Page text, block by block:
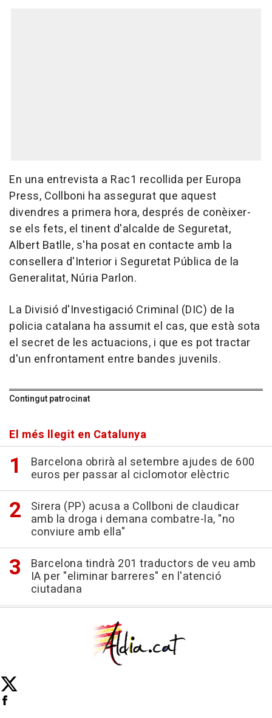
En una entrevista a Rac1 recollida per Europa
Press, Collboni ha assegurat que aquest
divendres a primera hora, després de conèixer-
se els fets, el tinent d'alcalde de Seguretat,
Albert Batlle, s'ha posat en contacte amb la
consellera d'Interior i Seguretat Pública de la
Generalitat, Núria Parlon.
La Divisió d'Investigació Criminal (DIC) de la
policia catalana ha assumit el cas, que està sota
el secret de les actuacions, i que es pot tractar
d'un enfrontament entre bandes juvenils.
Contingut patrocinat
El més llegit en Catalunya
Barcelona obrirà al setembre ajudes de 600
euros per passar al ciclomotor elèctric
Sirera (PP) acusa a Collboni de claudicar
amb la droga i demana combatre-la, "no
conviure amb ella"
Barcelona tindrà 201 traductors de veu amb
IA per "eliminar barreres" en l'atenció
ciutadana